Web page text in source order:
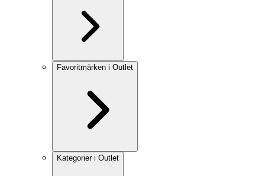
Favoritmärken i Outlet
Kategorier i Outlet